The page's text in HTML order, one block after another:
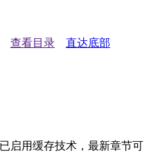
查看目录 直达底部
已启用缓存技术，最新章节可